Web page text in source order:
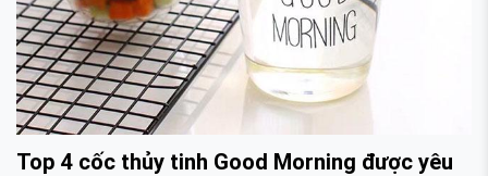
Top 4 cốc thủy tinh Good Morning được yêu